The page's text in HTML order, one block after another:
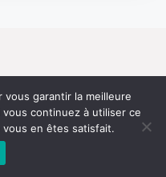
garantir la meilleure
continuez à utiliser ce
en êtes satisfait.